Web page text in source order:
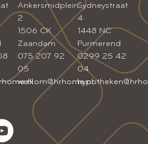
Ankersmidplein
2
1506 CK
Zaandam
075 207 92
05
welkom@hrhome.nl
Sydneystraat
4
1448 NC
Purmerend
0299 25 42
04